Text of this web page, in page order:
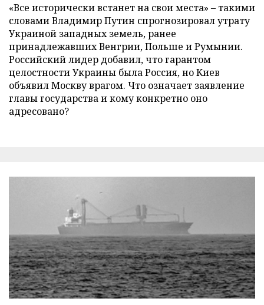
«Все исторически встанет на свои места» – такими
словами Владимир Путин спрогнозировал утрату
Украиной западных земель, ранее
принадлежавших Венгрии, Польше и Румынии.
Российский лидер добавил, что гарантом
целостности Украины была Россия, но Киев
объявил Москву врагом. Что означает заявление
главы государства и кому конкретно оно
адресовано?